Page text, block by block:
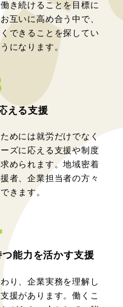
き続けることを目標に
互いに高め合う中で、
できることを探してい
になります。
える支援
めには就労だけでなく
ズに応える支援や制度
められます。地域密着
者、企業担当者の方々
きます。
つ能力を活かす支援
り、企業実務を理解し
援があります。働くこ